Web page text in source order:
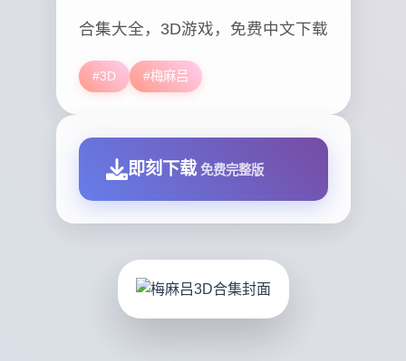
合集大全，3D游戏，免费中文下载
#3D #梅麻吕
即刻下载 免费完整版